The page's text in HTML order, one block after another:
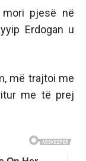
pjesë në
Erdogan u
më trajtoi me
me të prej